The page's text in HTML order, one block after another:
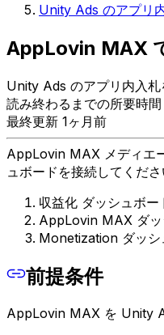
Unity Ads のアプリ
AppLovin MAX
Unity Ads のアプリ内入
読み終わるまでの所要時
最終更新 1ヶ月前
AppLovin MAX メディエ
ュボードを接続してくださ
収益化 ダッシュボー
AppLovin MAX ダッ
Monetization ダッシ
前提条件
AppLovin MAX を Unity